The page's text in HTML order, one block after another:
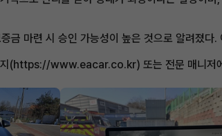
금 마련 시 승인 가능성이 높은 것으로 알려졌
지(https://www.eacar.co.kr) 또는 전문 매니저